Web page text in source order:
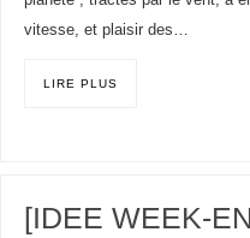
vitesse, et plaisir des…
LIRE PLUS
[IDEE WEEK-